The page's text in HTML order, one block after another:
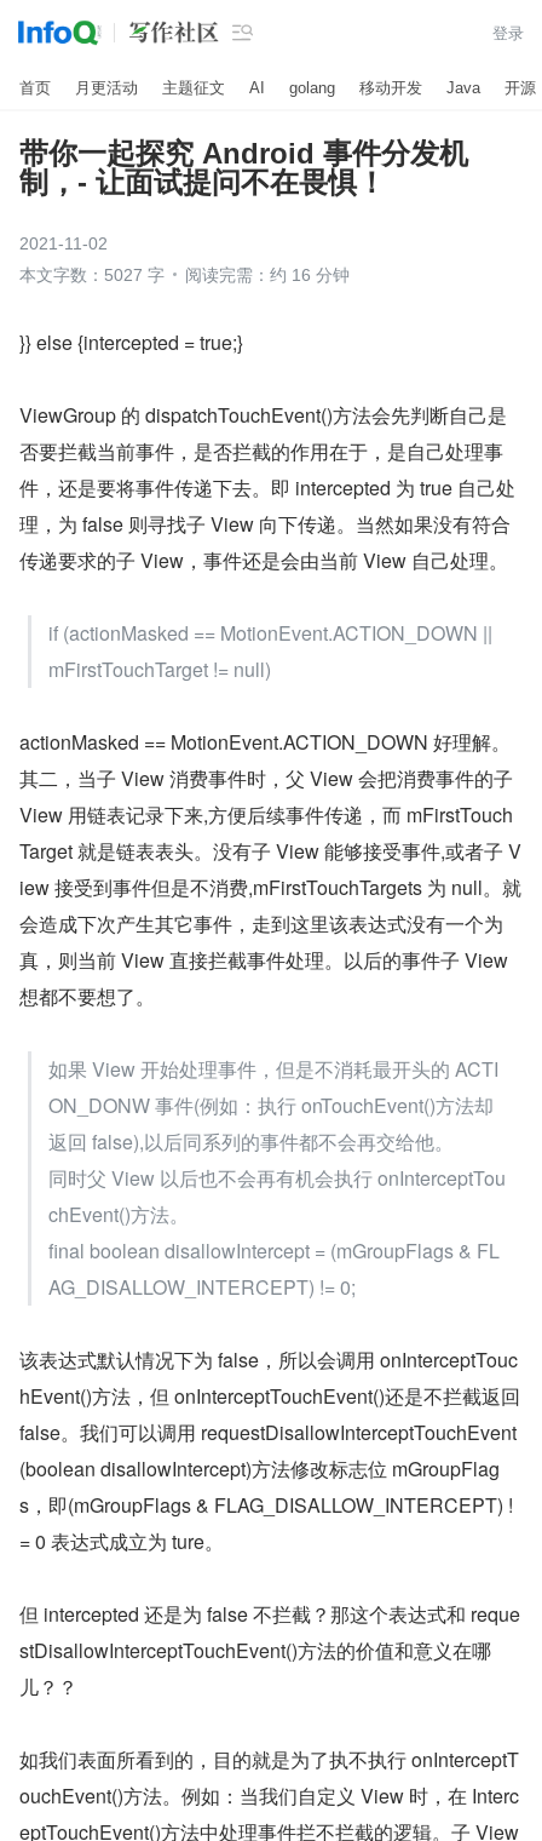
 登录
首页 月更活动 主题征文 AI golang 移动开发 Java 开源
带你一起探究 Android 事件分发机
制，- 让面试提问不在畏惧！
2021-11-02
本文字数：5027 字
阅读完需：约 16 分钟
}} else {intercepted = true;}
ViewGroup 的 dispatchTouchEvent()方法会先判断自己是
否要拦截当前事件，是否拦截的作用在于，是自己处理事
件，还是要将事件传递下去。即 intercepted 为 true 自己处
理，为 false 则寻找子 View 向下传递。当然如果没有符合
传递要求的子 View，事件还是会由当前 View 自己处理。
if (actionMasked == MotionEvent.ACTION_DOWN ||
mFirstTouchTarget != null)
actionMasked == MotionEvent.ACTION_DOWN 好理解。
其二，当子 View 消费事件时，父 View 会把消费事件的子
View 用链表记录下来,方便后续事件传递，而 mFirstTouch
Target 就是链表表头。没有子 View 能够接受事件,或者子 V
iew 接受到事件但是不消费,mFirstTouchTargets 为 null。就
会造成下次产生其它事件，走到这里该表达式没有一个为
真，则当前 View 直接拦截事件处理。以后的事件子 View
想都不要想了。
如果 View 开始处理事件，但是不消耗最开头的 ACTI
ON_DONW 事件(例如：执行 onTouchEvent()方法却
返回 false),以后同系列的事件都不会再交给他。
同时父 View 以后也不会再有机会执行 onInterceptTou
chEvent()方法。
final boolean disallowIntercept = (mGroupFlags & FL
AG_DISALLOW_INTERCEPT) != 0;
该表达式默认情况下为 false，所以会调用 onInterceptTouc
hEvent()方法，但 onInterceptTouchEvent()还是不拦截返回
false。我们可以调用 requestDisallowInterceptTouchEvent
(boolean disallowIntercept)方法修改标志位 mGroupFlag
s，即(mGroupFlags & FLAG_DISALLOW_INTERCEPT) !
= 0 表达式成立为 ture。
但 intercepted 还是为 false 不拦截？那这个表达式和 reque
stDisallowInterceptTouchEvent()方法的价值和意义在哪
儿？？
如我们表面所看到的，目的就是为了执不执行 onInterceptT
ouchEvent()方法。例如：当我们自定义 View 时，在 Interc
eptTouchEvent()方法中处理事件拦不拦截的逻辑。子 View